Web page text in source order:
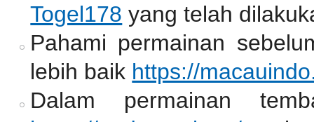
Togel178 yang telah
Pahami permainan
lebih baik https://
Dalam permainan